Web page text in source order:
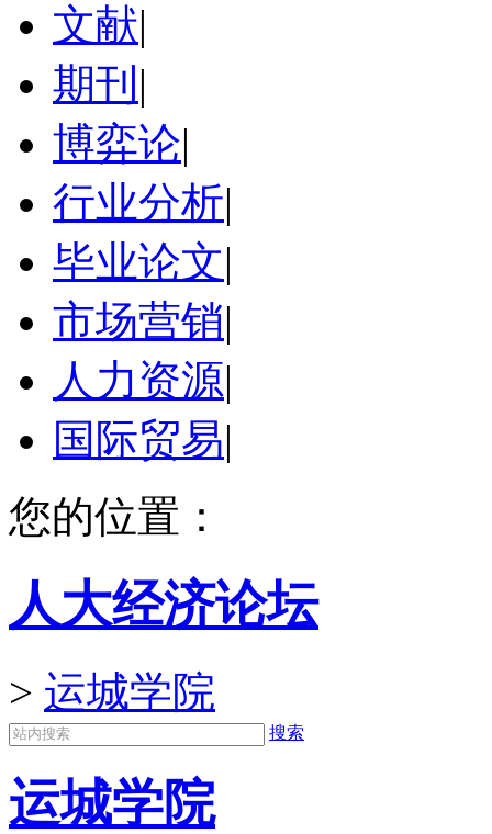
文献|
期刊 |
博弈论|
行业分析|
毕业论文|
市场营销|
人力资源|
国际贸易|
您的位置：
人大经济论坛
> 运城学院
搜索
运城学院